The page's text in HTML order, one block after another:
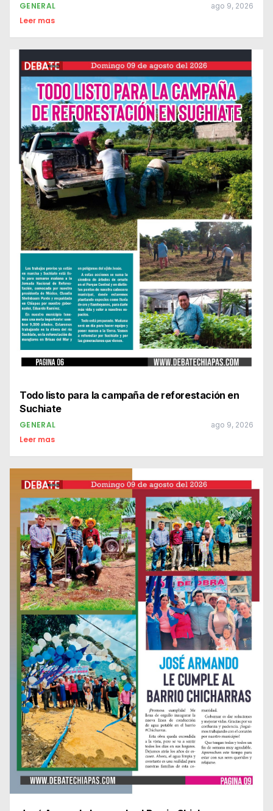
GENERAL ago 9, 2026
Leer mas
Todo listo para la campaña de reforestación en
Suchiate
GENERAL ago 9, 2026
Leer mas